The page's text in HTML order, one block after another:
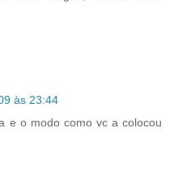
às 23:44
e o modo como vc a colocou